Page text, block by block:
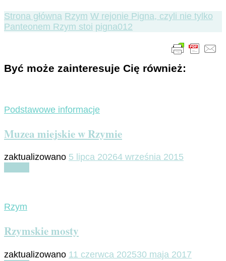
Strona główna Rzym W rejonie Pigna, czyli nie tylko
Panteonem Rzym stoi pigna012
Być może zainteresuje Cię również:
Podstawowe informacje
Muzea miejskie w Rzymie
zaktualizowano 5 lipca 20264 września 2015
Rzym
Rzymskie mosty
zaktualizowano 11 czerwca 202530 maja 2017